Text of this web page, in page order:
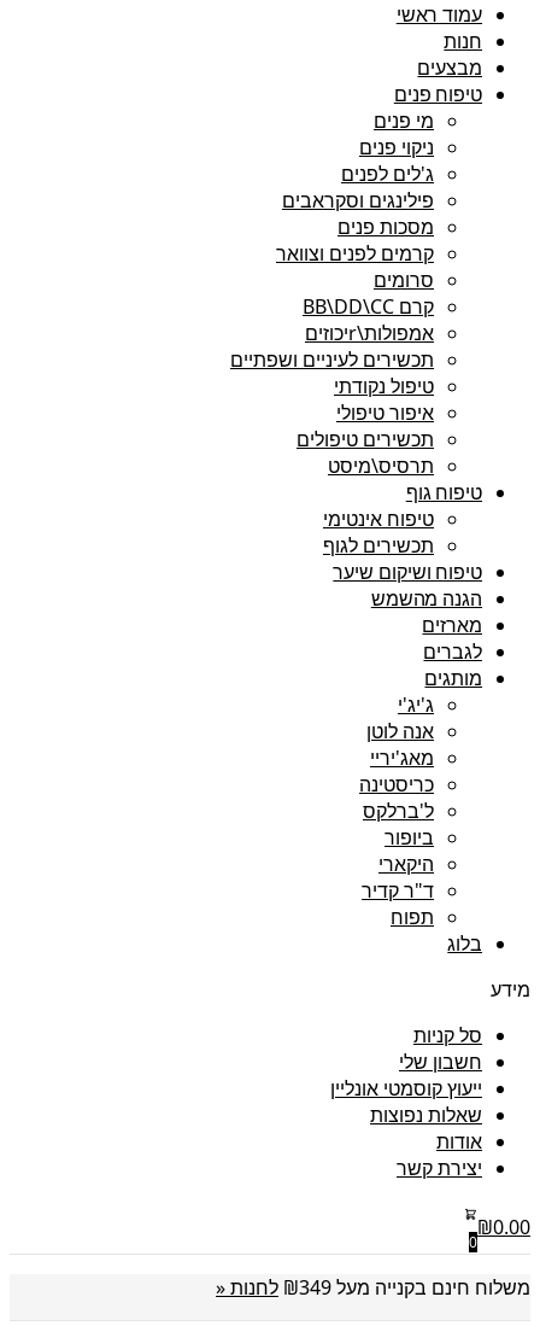
עמוד ראשי
חנות
מבצעים
טיפוח פנים
מי פנים
ניקוי פנים
ג'לים לפנים
פילינגים וסקראבים
מסכות פנים
קרמים לפנים וצוואר
סרומים
קרם BB\DD\CC
אמפולות\rיכוזים
תכשירים לעיניים ושפתיים
טיפול נקודתי
איפור טיפולי
תכשירים טיפולים
תרסיס\מיסט
טיפוח גוף
טיפוח אינטימי
תכשירים לגוף
טיפוח ושיקום שיער
הגנה מהשמש
מארזים
לגברים
מותגים
ג'יג'י
אנה לוטן
מאג'יריי
כריסטינה
ל'ברלקס
ביופור
היקארי
ד"ר קדיר
תפוח
בלוג
מידע
סל קניות
חשבון שלי
ייעוץ קוסמטי אונליין
שאלות נפוצות
אודות
יצירת קשר
₪0.00
0
משלוח חינם בקנייה מעל ₪349
לחנות «